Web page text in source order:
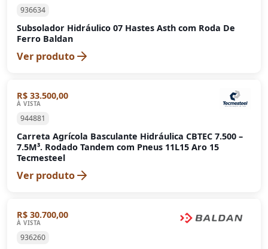
936634
Subsolador Hidráulico 07 Hastes Asth com Roda De
Ferro Baldan
Ver produto
R$ 33.500,00
À VISTA
944881
Carreta Agrícola Basculante Hidráulica CBTEC 7.500 –
7.5M³. Rodado Tandem com Pneus 11L15 Aro 15
Tecmesteel
Ver produto
R$ 30.700,00
À VISTA
936260